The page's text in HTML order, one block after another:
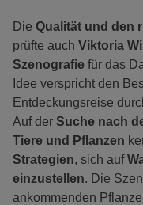
Die Qualität und den
prüfte auch Viktoria
Szenografie für das
Idee verspricht den
Entdeckungsreise
Auf der Suche nach
Tiere und Pflanzen
Strategien, sich auf
einzustellen. Die
ankommenden